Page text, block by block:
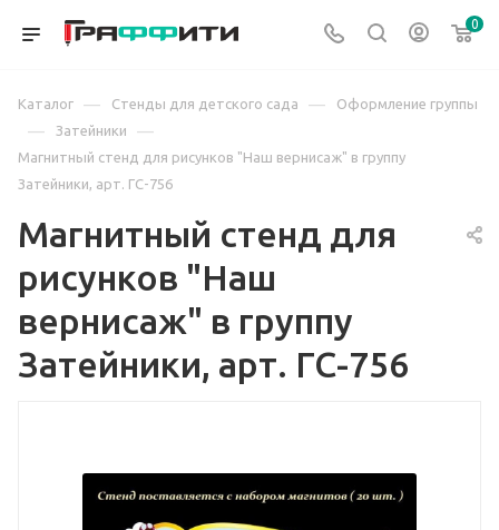
0
Каталог — Стенды для детского сада — Оформление группы
— Затейники —
Магнитный стенд для рисунков "Наш вернисаж" в группу
Затейники, арт. ГС-756
Магнитный стенд для
рисунков "Наш
вернисаж" в группу
Затейники, арт. ГС-756